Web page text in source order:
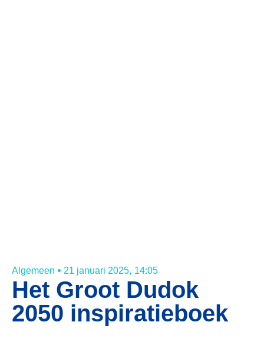
Algemeen 21 januari 2025, 14:05
Het Groot Dudok
2050 inspiratieboek